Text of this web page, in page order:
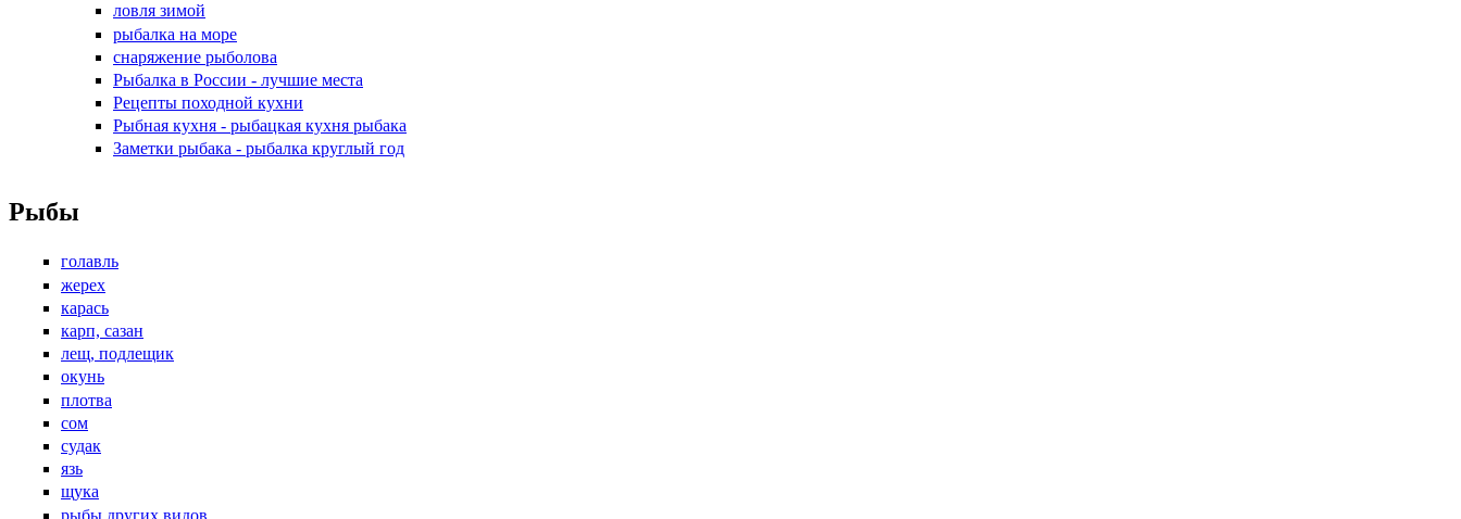
ловля зимой
рыбалка на море
снаряжение рыболова
Рыбалка в России - лучшие места
Рецепты походной кухни
Рыбная кухня - рыбацкая кухня рыбака
Заметки рыбака - рыбалка круглый год
Рыбы
голавль
жерех
карась
карп, сазан
лещ, подлещик
окунь
плотва
сом
судак
язь
щука
рыбы других видов